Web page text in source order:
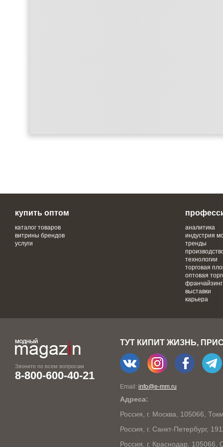
купить оптом
каталог товаров
витрины брендов
услуги
аналитика
индустрия
тренды
технологии
торговая
оптовая
франчайзинг
выставки
карьера
Звоните по всем вопросам
8-800-600-40-21
ТУТ КИПИТ ЖИЗНЬ,
Email: info@e-mm.ru
Адреса:
Россия, г. Москва, 105066,
Россия, г. Санкт-Петербург,
Россия, г. Краснодар,